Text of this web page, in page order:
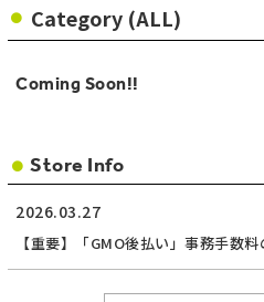
Coming Soon!!
Store Info
2026.03.27
【重要】「GMO後払い」事務手数